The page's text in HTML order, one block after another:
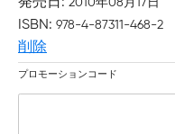
ISBN 978-4-87311-468-2
削除
プロモーションコード